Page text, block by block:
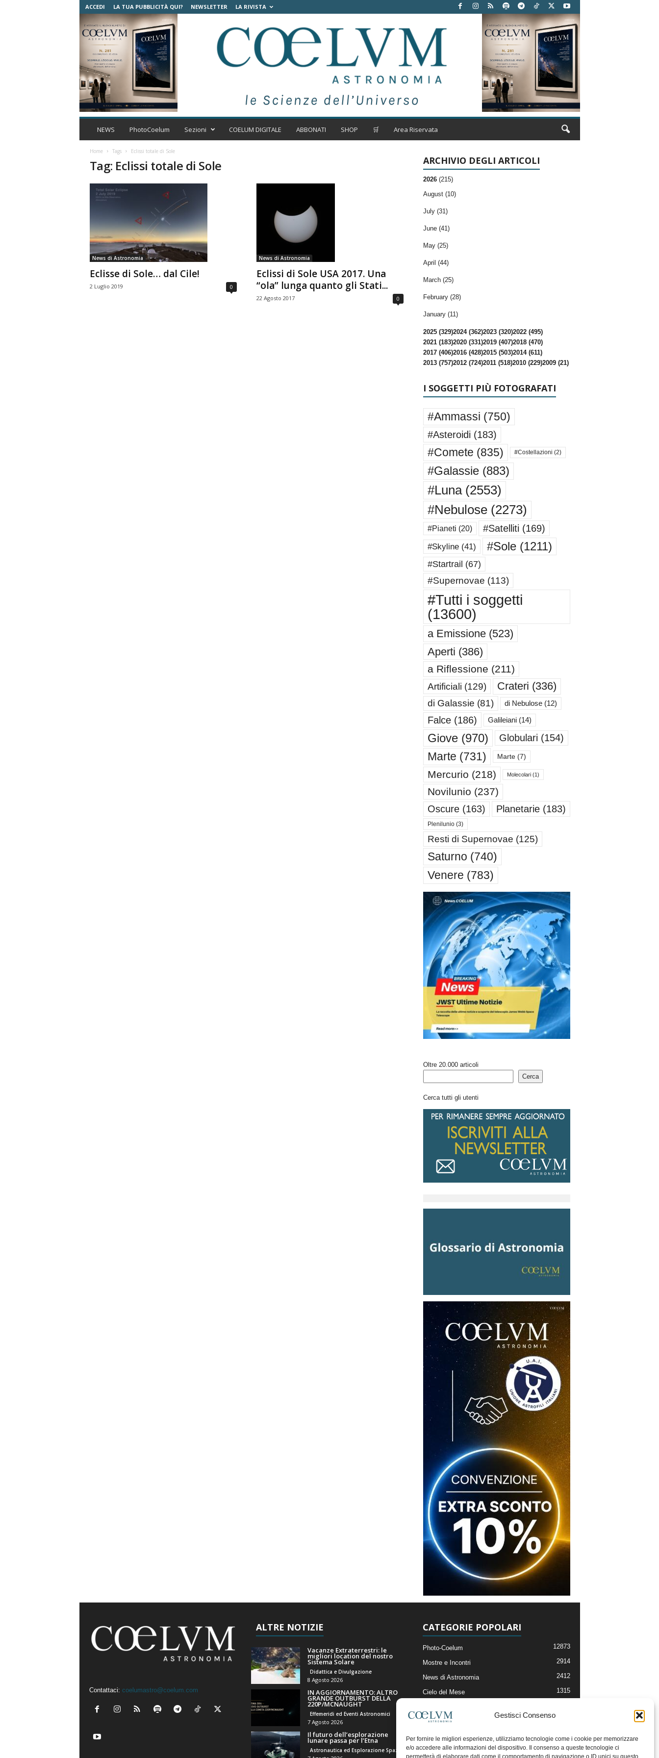
Gestisci Consenso
Per fornire le migliori esperienze, utilizziamo tecnologie come i cookie per memorizzare
e/o accedere alle informazioni del dispositivo. Il consenso a queste tecnologie ci
permetterà di elaborare dati come il comportamento di navigazione o ID unici su questo
ACCEDI LA TUA PUBBLICITÀ QUI? NEWSLETTER LA RIVISTA
C
m
r
n
o
m
i
a
NEWS PhotoCoelum Sezioni COELUM DIGITALE ABBONATI SHOP 🛒 Area Riservata
Home Tags Eclissi totale di Sole
Tag: Eclissi totale di Sole
News di Astronomia
Eclisse di Sole… dal Cile!
2 Luglio 2019 0
News di Astronomia
Eclissi di Sole USA 2017. Una
“ola” lunga quanto gli Stati...
22 Agosto 2017 0
ARCHIVIO DEGLI ARTICOLI
2026 (215)
August (10)
July (31)
June (41)
May (25)
April (44)
March (25)
February (28)
January (11)
2025 (329)2024 (362)2023 (320)2022 (495)
2021 (183)2020 (331)2019 (407)2018 (470)
2017 (406)2016 (428)2015 (503)2014 (611)
2013 (757)2012 (724)2011 (518)2010 (229)2009 (21)
I SOGGETTI PIÙ FOTOGRAFATI
#Ammassi (750)
#Asteroidi (183)
#Comete (835) #Costellazioni (2)
#Galassie(883)
#Luna(2553)
#Nebulose(2273)
#Pianeti (20) #Satelliti (169)
#Skyline(41) #Sole(1211)
#Startrail (67)
#Supernovae (113)
#Tutti i soggetti
(13600)
a Emissione(523)
Aperti (386)
a Riflessione (211)
Artificiali (129) Crateri (336)
di Galassie (81) di Nebulose(12)
Falce(186) Galileiani(14)
Giove(970) Globulari (154)
Marte (731) Marte(7)
Mercurio (218) Molecolari(1)
Novilunio (237)
Oscure(163) Planetarie(183)
Plenilunio(3)
Resti di Supernovae (125)
Saturno (740)
Venere (783)
Oltre 20.000 articoli
Cerca
Cerca tutti gli utenti
Contattaci: coelumastro@coelum.com
ALTRE NOTIZIE
Vacanze Extraterrestri: le
migliori location del nostro
Sistema Solare
Didattica e Divulgazione
8 Agosto 2026
IN AGGIORNAMENTO: ALTRO
GRANDE OUTBURST DELLA
220P/MCNAUGHT
Effemeridi ed Eventi Astronomici
7 Agosto 2026
Il futuro dell’esplorazione
lunare passa per l’Etna
CATEGORIE POPOLARI
Photo-Coelum 12873
Mostre e Incontri 2914
News di Astronomia 2412
Cielo del Mese 1315
Articoli e Risorse On-Line
Il Blog della Redazione